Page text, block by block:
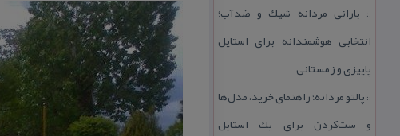
:: بارانی مردانه شیك و ضدآب؛
انتخابی هوشمندانه برای استایل
پاییزی و زمستانی
:: پالتو مردانه؛ راهنمای خرید، مدل‌ها
و ست‌كردن برای یك استایل